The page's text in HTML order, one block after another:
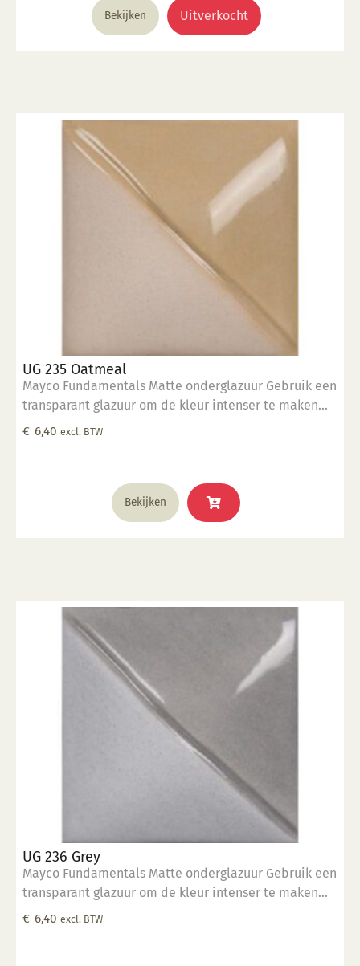
Bekijken Uitverkocht
UG 235 Oatmeal
Mayco Fundamentals Matte onderglazuur Gebruik een
transparant glazuur om de kleur intenser te maken
Geschikt voor gebruiksgoed mits er een transparant
€ 6,40 excl. BTW
Bekijken
UG 236 Grey
Mayco Fundamentals Matte onderglazuur Gebruik een
transparant glazuur om de kleur intenser te maken
Geschikt voor gebruiksgoed mits er een transparant
€ 6,40 excl. BTW